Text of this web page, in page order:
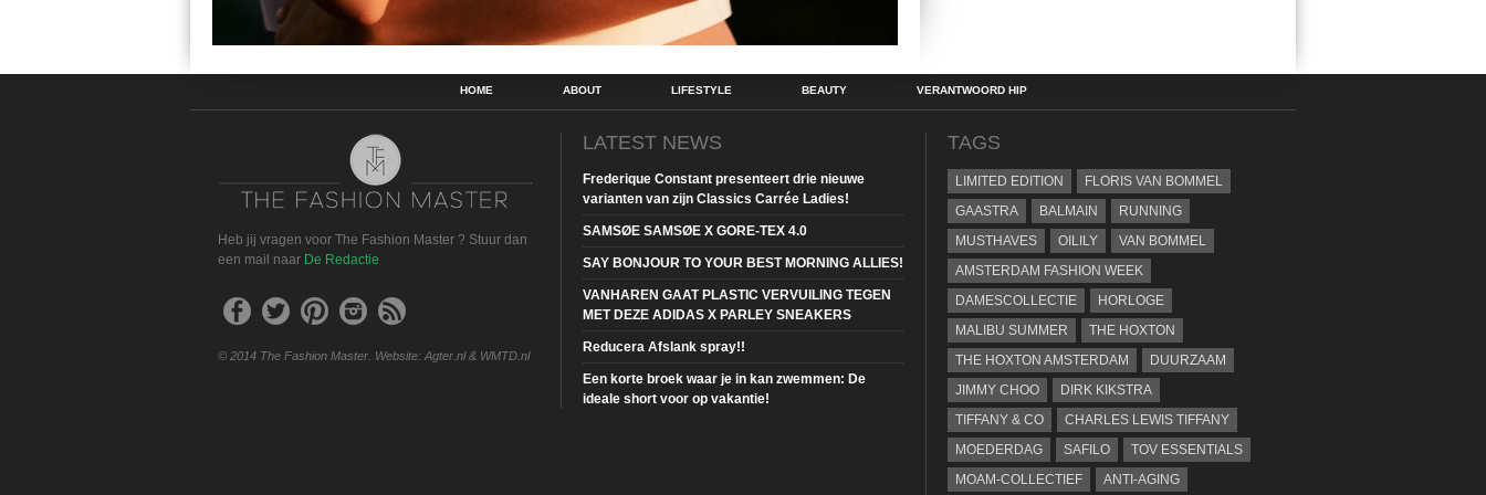
HOME ABOUT LIFESTYLE BEAUTY VERANTWOORD HIP
Heb jij vragen voor The Fashion Master ? Stuur dan
een mail naar De Redactie
© 2014 The Fashion Master. Website: Agter.nl & WMTD.nl
LATEST NEWS
Frederique Constant presenteert drie nieuwe
varianten van zijn Classics Carrée Ladies!
SAMSØE SAMSØE X GORE-TEX 4.0
SAY BONJOUR TO YOUR BEST MORNING ALLIES!
VANHAREN GAAT PLASTIC VERVUILING TEGEN
MET DEZE ADIDAS X PARLEY SNEAKERS
Reducera Afslank spray!!
Een korte broek waar je in kan zwemmen: De
ideale short voor op vakantie!
TAGS
LIMITED EDITION
FLORIS VAN BOMMEL
GAASTRA
BALMAIN
RUNNING
MUSTHAVES
OILILY
VAN BOMMEL
AMSTERDAM FASHION WEEK
DAMESCOLLECTIE
HORLOGE
MALIBU SUMMER
THE HOXTON
THE HOXTON AMSTERDAM
DUURZAAM
JIMMY CHOO
DIRK KIKSTRA
TIFFANY & CO
CHARLES LEWIS TIFFANY
MOEDERDAG
SAFILO
TOV ESSENTIALS
MOAM-COLLECTIEF
ANTI-AGING